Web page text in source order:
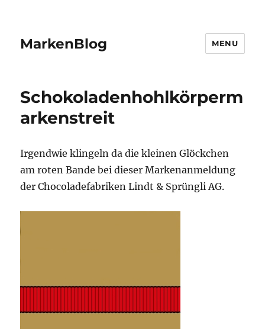
MarkenBlog MENU
Schokoladenhohlkörperm
arkenstreit
Irgendwie klingeln da die kleinen Glöckchen
am roten Bande bei dieser Markenanmeldung
der Chocoladefabriken Lindt & Sprüngli AG.